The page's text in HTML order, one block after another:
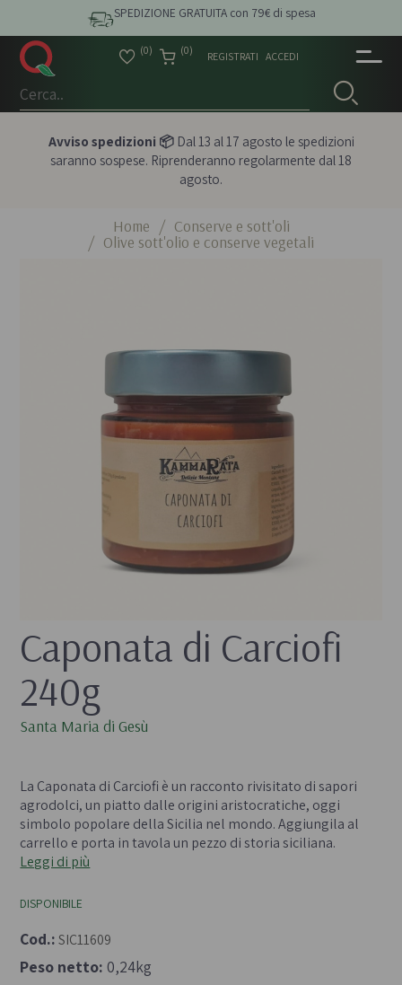
SPEDIZIONE GRATUITA con 79€ di spesa
(0) (0) REGISTRATI ACCEDI
Avviso spedizioni 📦Dal 13 al 17 agosto le spedizioni
saranno sospese. Riprenderanno regolarmente dal 18
agosto.
Home / Conserve e sott'oli
/ Olive sott'olio e conserve vegetali
Caponata di Carciofi
240g
-
Santa Maria di Gesù
La Caponata di Carciofi è un racconto rivisitato di sapori
agrodolci, un piatto dalle origini aristocratiche, oggi
simbolo popolare della Sicilia nel mondo. Aggiungila al
carrello e porta in tavola un pezzo di storia siciliana.
Leggi di più
DISPONIBILE
Cod.: SIC11609
Peso netto: 0,24kg